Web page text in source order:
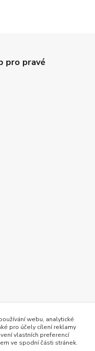
pro pravé
webu, analytické
pro účely cílení reklamy
vlastních preferencí
ve spodní části stránek.